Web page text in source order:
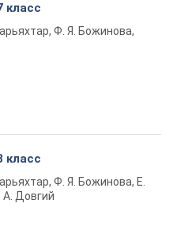
класс
Ф. Я. Божинова,
класс
Ф. Я. Божинова, Е.
А. Довгий